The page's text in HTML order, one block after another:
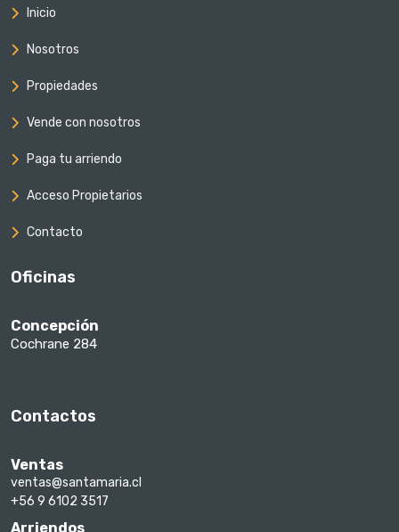
Inicio
Nosotros
Propiedades
Vende con nosotros
Paga tu arriendo
Acceso Propietarios
Contacto
Oficinas
Concepción
Cochrane 284
Contactos
Ventas
ventas@santamaria.cl
+56 9 6102 3517
Arriendos